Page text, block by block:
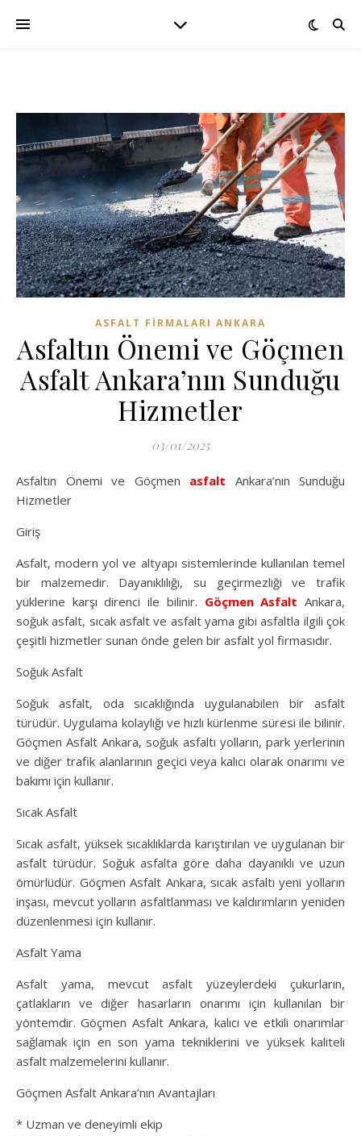
ASFALT FIRMALARI ANKARA
Asfaltın Önemi ve Göçmen
Asfalt Ankara’nın Sunduğu
Hizmetler
03/01/2025
Asfaltın Önemi ve Göçmen asfalt Ankara’nın Sunduğu
Hizmetler
Giriş
Asfalt, modern yol ve altyapı sistemlerinde kullanılan temel
bir malzemedir. Dayanıklılığı, su geçirmezliği ve trafik
yüklerine karşı direnci ile bilinir. Göçmen Asfalt Ankara,
soğuk asfalt, sıcak asfalt ve asfalt yama gibi asfaltla ilgili çok
çeşitli hizmetler sunan önde gelen bir asfalt yol firmasıdır.
Soğuk Asfalt
Soğuk asfalt, oda sıcaklığında uygulanabilen bir asfalt
türüdür. Uygulama kolaylığı ve hızlı kürlenme süresi ile bilinir.
Göçmen Asfalt Ankara, soğuk asfaltı yolların, park yerlerinin
ve diğer trafik alanlarının geçici veya kalıcı olarak onarımı ve
bakımı için kullanır.
Sıcak Asfalt
Sıcak asfalt, yüksek sıcaklıklarda karıştırılan ve uygulanan bir
asfalt türüdür. Soğuk asfalta göre daha dayanıklı ve uzun
ömürlüdür. Göçmen Asfalt Ankara, sıcak asfaltı yeni yolların
inşası, mevcut yolların asfaltlanması ve kaldırımların yeniden
düzenlenmesi için kullanır.
Asfalt Yama
Asfalt yama, mevcut asfalt yüzeylerdeki çukurların,
çatlakların ve diğer hasarların onarımı için kullanılan bir
yöntemdir. Göçmen Asfalt Ankara, kalıcı ve etkili onarımlar
sağlamak için en son yama tekniklerini ve yüksek kaliteli
asfalt malzemelerini kullanır.
Göçmen Asfalt Ankara’nın Avantajları
* Uzman ve deneyimli ekip